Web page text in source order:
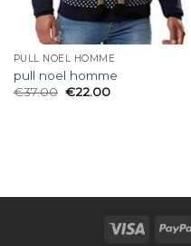
PULL NOEL HOMME
pull noel homme
€37.00 €22.00